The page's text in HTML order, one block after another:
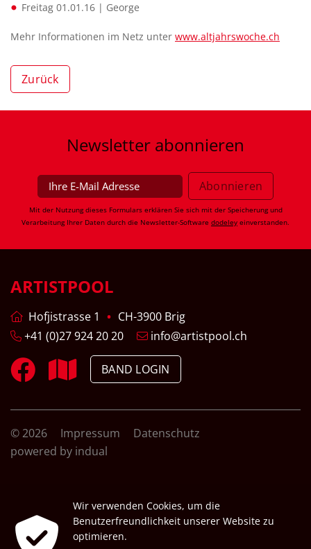
Freitag 01.01.16 | George
Mehr Informationen im Netz unter www.altjahrswoche.ch
Zurück
Newsletter abonnieren
Mit der Nutzung dieses Formulars erklären Sie sich mit der Speicherung und
Verarbeitung Ihrer Daten durch die Newsletter-Software dodeley einverstanden.
ARTISTPOOL
Hofjistrasse 1
CH-3900 Brig
+41 (0)27 924 20 20
info@artistpool.ch
BAND LOGIN
© 2026 Impressum
Datenschutz
powered by indual
Wir verwenden Cookies, um die
Benutzerfreundlichkeit unserer Website zu
optimieren.